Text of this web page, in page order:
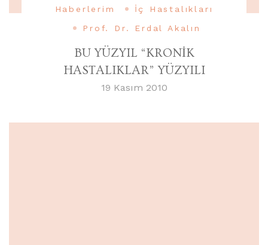
Haberlerim
İç Hastalıkları
Prof. Dr. Erdal Akalın
BU YÜZYIL “KRONİK
HASTALIKLAR” YÜZYILI
19 Kasım 2010